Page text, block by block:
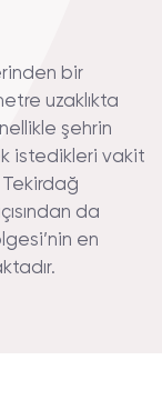
bir
uzaklıkta
şehrin
istedikleri vakit
da
en